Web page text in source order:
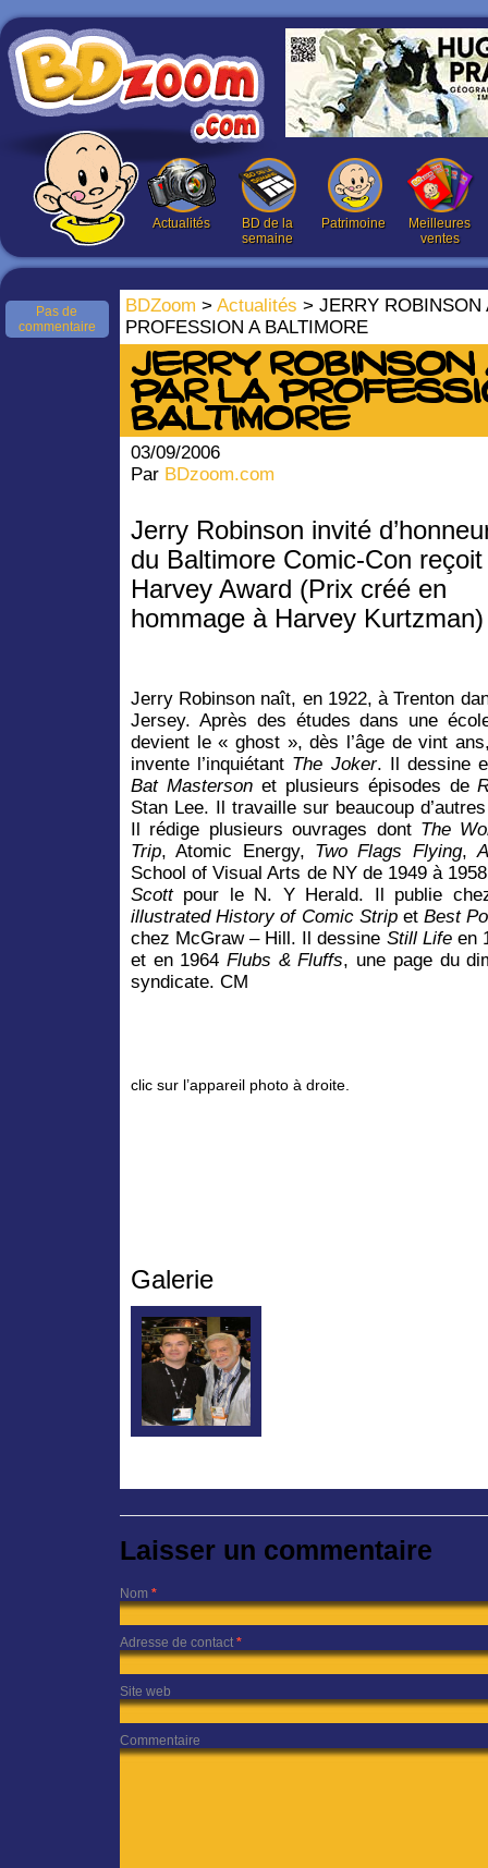
Actualités
BD de la
semaine
Patrimoine
Meilleures
ventes
BDZoom > Actualités > JERRY ROBINSON
PROFESSION A BALTIMORE
Pas de
commentaire
JERRY ROBINSON
PAR LA
BALTIMORE
03/09/2006
Par BDzoom.com
Jerry Robinson invité
du Baltimore Comic-Con reçoit
Harvey Award (Prix créé en
hommage à Harvey Kurtzman)
Jerry Robinson naît, en 1922, à Trenton
Jersey. Après des études dans une
devient le « ghost », dès l’âge de vint
invente l’inquiétant The Joker. Il dessine
Bat Mastersonet plusieurs épisodes de
Stan Lee. Il travaille sur beaucoup
Il rédige plusieurs ouvrages dont The
Trip, Atomic Energy, Two Flags Flying,
School of Visual Arts de NY de 1949 à
Scottpour le N. Y Herald. Il publie
illustrated History of Comic Strip etBest
chez McGraw – Hill. Il dessine Still Lifeen
et en 1964Flubs & Fluffs, une page du
syndicate. CM
clic sur l’appareil photo à droite.
Galerie
Laisser un commentaire
Nom *
Adresse de contact *
Site web
Commentaire